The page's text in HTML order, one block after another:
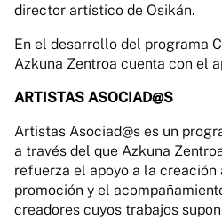
director artístico de Osikán.
En el desarrollo del programa
Azkuna Zentroa cuenta con el
ARTISTAS ASOCIAD@S
Artistas Asociad@s es un
a través del que Azkuna
refuerza el apoyo a la
promoción y el
creadores cuyos trabajos